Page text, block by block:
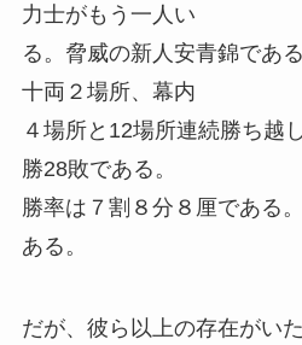
力士がもう一人い
る。脅威の新人安青錦であ
十両２場所、幕内
４場所と12場所連続勝ち越
勝28敗である。
勝率は７割８分８厘である
ある。
だが、彼ら以上の存在がい